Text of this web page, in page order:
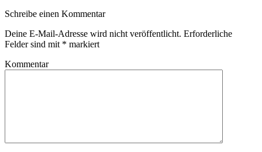
Schreibe einen Kommentar
Deine E-Mail-Adresse wird nicht veröffentlicht. Erforderliche
Felder sind mit * markiert
Kommentar